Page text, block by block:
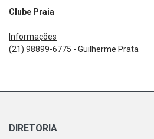
Clube Praia
Informações
(21) 98899-6775 - Guilherme Prata
DIRETORIA